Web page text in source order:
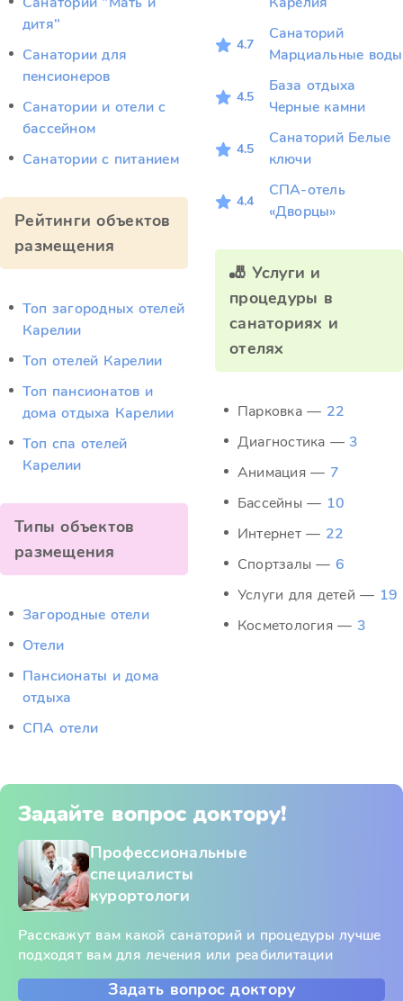
дитя"
Санатории для
пенсионеров
Санатории и отели с
бассейном
Санатории с питанием
Рейтинги объектов
размещения
Топ загородных отелей
Карелии
Топ отелей Карелии
Топ пансионатов и
дома отдыха Карелии
Топ спа отелей
Карелии
Типы объектов
размещения
Загородные отели
Отели
Пансионаты и дома
отдыха
СПА отели
4.7
Санаторий
Марциальные воды
4.5
База отдыха
Черные камни
4.5
Санаторий Белые
ключи
4.4
СПА-отель
«Дворцы»
🎳 Услуги и
процедуры в
санаториях и
отелях
Парковка — 22
Диагностика — 3
Анимация — 7
Бассейны — 10
Интернет — 22
Спортзалы — 6
Услуги для детей — 19
Косметология — 3
Задайте вопрос доктору!
Профессиональные
специалисты
курортологи
Расскажут вам какой санаторий и процедуры лучше
подходят вам для лечения или реабилитации
Задать вопрос доктору